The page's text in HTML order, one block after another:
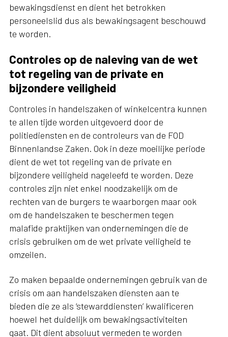
bewakingsdienst en dient het betrokken
personeelslid dus als bewakingsagent beschouwd
te worden.
Controles op de naleving van de wet
tot regeling van de private en
bijzondere veiligheid
Controles in handelszaken of winkelcentra kunnen
te allen tijde worden uitgevoerd door de
politiediensten en de controleurs van de FOD
Binnenlandse Zaken. Ook in deze moeilijke periode
dient de wet tot regeling van de private en
bijzondere veiligheid nageleefd te worden. Deze
controles zijn niet enkel noodzakelijk om de
rechten van de burgers te waarborgen maar ook
om de handelszaken te beschermen tegen
malafide praktijken van ondernemingen die de
crisis gebruiken om de wet private veiligheid te
omzeilen.
Zo maken bepaalde ondernemingen gebruik van de
crisis om aan handelszaken diensten aan te
bieden die ze als ‘stewarddiensten’ kwalificeren
hoewel het duidelijk om bewakingsactiviteiten
gaat. Dit dient absoluut vermeden te worden